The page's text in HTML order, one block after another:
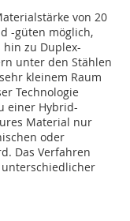
von 20
-güten möglich,
hin zu Duplex-
unter den Stählen
kleinem Raum
Technologie
einer Hybrid-
Material nur
oder
Das Verfahren